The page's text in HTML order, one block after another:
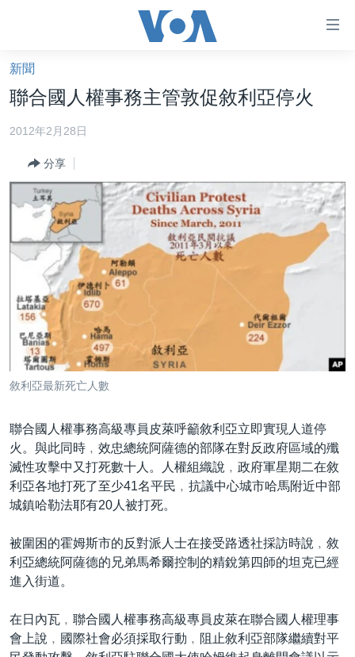
礙
鏈
接
跳
檢
美國大選2024
台灣
美中關係
海外港人
新聞自由
揭謊頻道
美國
中國
國際
視頻
每日視頻新聞
VOA 60秒 (國際)
美國專訊
視頻存檔
YOUTUBE頻道
音頻
時事經緯
新聞音頻
海外港人
港人港心
建國史話
國語
關注我們
其他語言網站
新聞
聯合國人權事務主管敦促敘利亞停火
2012年2月28日
分享
敘利亞最新死亡人數
聯合國人權事務高級專員皮萊呼籲敘利亞立即實現人道停
火。與此同時﹐效忠總統阿薩德的部隊在對反政府區域的殲
滅性攻擊中又打死數十人。人權組織說﹐政府軍星期二在敘
利亞各地打死了至少41名平民﹐抗議中心城市哈馬附近中部
城鎮哈勒法耶有20人被打死。
被圍困的霍姆斯市的反對派人士在接受路透社採訪時說﹐敘
利亞總統阿薩德的兄弟馬希爾控制的精銳第四師的坦克已經
進入街道。
在日內瓦﹐聯合國人權事務高級專員皮萊在聯合國人權理事
會上說﹐國際社會必須採取行動﹐阻止敘利亞部隊繼續對平